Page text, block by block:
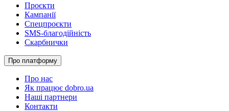
Проєкти
Кампанії
Спецпроєкти
SMS-благодійність
Скарбнички
Про платформу
Про нас
Як працює dobro.ua
Наші партнери
Контакти